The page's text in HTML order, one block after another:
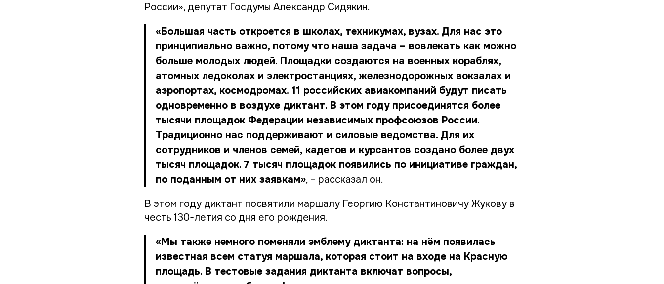
России», депутат Госдумы Александр Сидякин.
«Большая часть откроется в школах, техникумах, вузах. Для нас это
принципиально важно, потому что наша задача – вовлекать как можно
больше молодых людей. Площадки создаются на военных кораблях,
атомных ледоколах и электростанциях, железнодорожных вокзалах и
аэропортах, космодромах. 11 российских авиакомпаний будут писать
одновременно в воздухе диктант. В этом году присоединятся более
тысячи площадок Федерации независимых профсоюзов России.
Традиционно нас поддерживают и силовые ведомства. Для их
сотрудников и членов семей, кадетов и курсантов создано более двух
тысяч площадок. 7 тысяч площадок появились по инициативе граждан,
по поданным от них заявкам», – рассказал он.
В этом году диктант посвятили маршалу Георгию Константиновичу Жукову в
честь 130-летия со дня его рождения.
«Мы также немного поменяли эмблему диктанта: на нём появилась
известная всем статуя маршала, которая стоит на входе на Красную
площадь. В тестовые задания диктанта включат вопросы,